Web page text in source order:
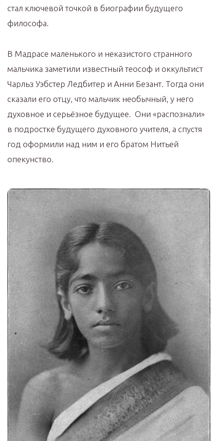
стал ключевой точкой в биографии будущего
философа.
В Мадрасе маленького и неказистого странного
мальчика заметили известный теософ и оккультист
Чарльз Уэбстер Ледбитер и Анни Безант. Тогда они
сказали его отцу, что мальчик необычный, у него
духовное и серьёзное будущее. Они «распознали»
в подростке будущего духовного учителя, а спустя
год оформили над ним и его братом Нитьей
опекунство.